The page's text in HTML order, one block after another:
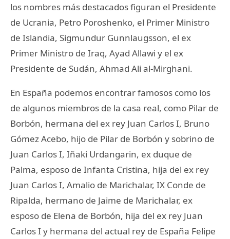
los nombres más destacados figuran el Presidente
de Ucrania, Petro Poroshenko, el Primer Ministro
de Islandia, Sigmundur Gunnlaugsson, el ex
Primer Ministro de Iraq, Ayad Allawi y el ex
Presidente de Sudán, Ahmad Ali al-Mirghani.
En España podemos encontrar famosos como los
de algunos miembros de la casa real, como Pilar de
Borbón, hermana del ex rey Juan Carlos I, Bruno
Gómez Acebo, hijo de Pilar de Borbón y sobrino de
Juan Carlos I, Iñaki Urdangarin, ex duque de
Palma, esposo de Infanta Cristina, hija del ex rey
Juan Carlos I, Amalio de Marichalar, IX Conde de
Ripalda, hermano de Jaime de Marichalar, ex
esposo de Elena de Borbón, hija del ex rey Juan
Carlos I y hermana del actual rey de España Felipe